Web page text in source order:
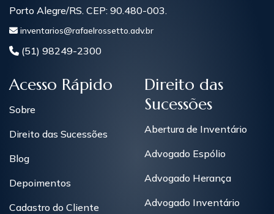
Porto Alegre/RS. CEP: 90.480-003.
inventarios@rafaelrossetto.adv.br
(51) 98249-2300
Acesso Rápido
Sobre
Direito das Sucessões
Blog
Depoimentos
Cadastro do Cliente
Direito das
Sucessões
Abertura de Inventário
Advogado Espólio
Advogado Herança
Advogado Inventário